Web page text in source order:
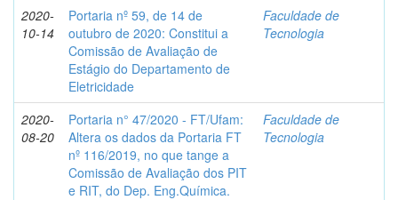
2020-
10-14
Portaria nº 59, de 14 de
outubro de 2020: Constitui a
Comissão de Avaliação de
Estágio do Departamento de
Eletricidade
Faculdade de
Tecnologia
2020-
08-20
Portaria n° 47/2020 - FT/Ufam:
Altera os dados da Portaria FT
nº 116/2019, no que tange a
Comissão de Avaliação dos PIT
e RIT, do Dep. Eng.Química.
Faculdade de
Tecnologia